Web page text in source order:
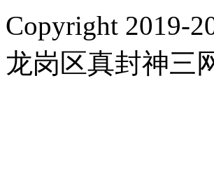
Copyright 2019-
龙岗区真封神三